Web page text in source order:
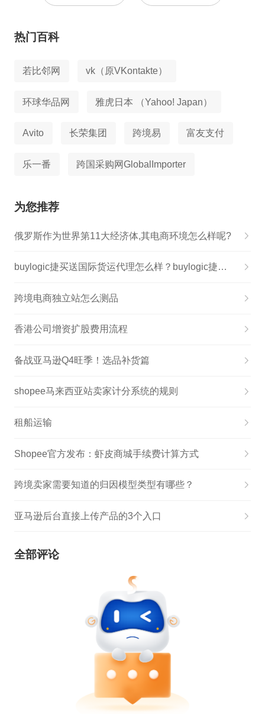
热门百科
若比邻网 vk（原VKontakte）
环球华品网 雅虎日本 （Yahoo! Japan）
Avito 长荣集团 跨境易 富友支付
乐一番 跨国采购网GlobalImporter
为您推荐
俄罗斯作为世界第11大经济体,其电商环境怎么样呢?
buylogic捷买送国际货运代理怎么样？buylogic捷买送国际货运代理提供那些服务？
跨境电商独立站怎么测品
香港公司增资扩股费用流程
备战亚马逊Q4旺季！选品补货篇
shopee马来西亚站卖家计分系统的规则
租船运输
Shopee官方发布：虾皮商城手续费计算方式
跨境卖家需要知道的归因模型类型有哪些？
亚马逊后台直接上传产品的3个入口
全部评论